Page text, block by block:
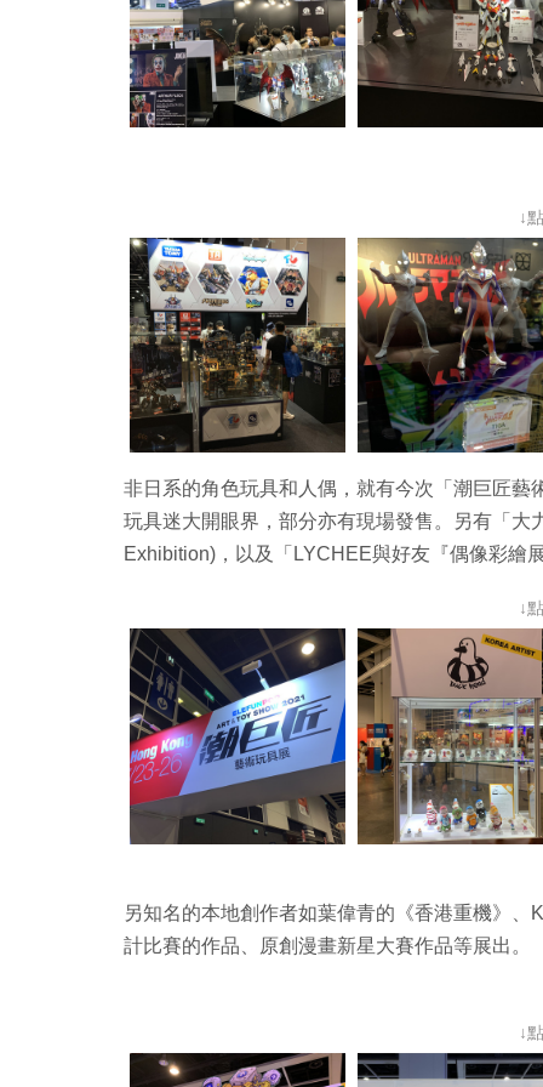
↓
非日系的角色玩具和人偶，就有今次「潮巨匠
玩具迷大開眼界，部分亦有現場發售。另有「大
Exhibition)，以及「LYCHEE與好友『偶像彩繪
↓
另知名的本地創作者如葉偉青的《香港重機》
計比賽的作品、原創漫畫新星大賽作品等展出。
↓